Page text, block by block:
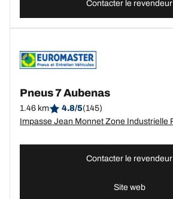
Contacter le revendeur
Pneus 7 Aubenas
1.46 km 4.8/5(145)
Contacter le revendeur
Site web